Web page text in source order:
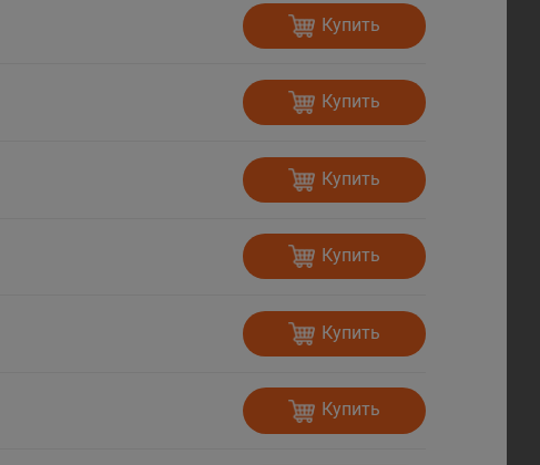
Купить
Купить
Купить
Купить
Купить
Купить